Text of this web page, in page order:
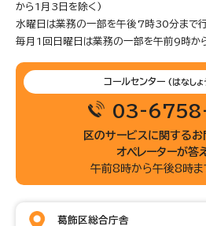
から1月3日を除く)
水曜日は業務の一部を午後7時30分まで行
毎月1回日曜日は業務の一部を午前9時か
コールセンター (はなしょ
03-
区のサービスに関する
オペレーターが答
午前8時から午後8時
葛飾区総合庁舎